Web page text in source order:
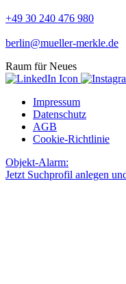
+49 30 240 476 980
berlin@mueller-merkle.de
Raum für Neues
Impressum
Datenschutz
AGB
Cookie-Richtlinie
Objekt-Alarm:
Jetzt Suchprofil anlegen